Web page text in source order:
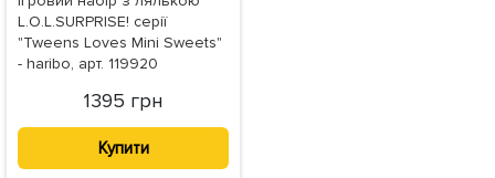
L.O.L.SURPRISE! серії
"Tweens Loves Mini Sweets"
- haribo, арт. 119920
1395 грн
Купити